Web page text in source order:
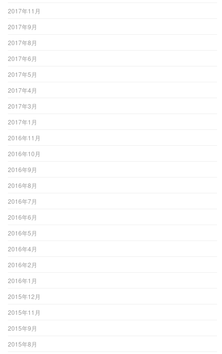
2017年11月
2017年9月
2017年8月
2017年6月
2017年5月
2017年4月
2017年3月
2017年1月
2016年11月
2016年10月
2016年9月
2016年8月
2016年7月
2016年6月
2016年5月
2016年4月
2016年2月
2016年1月
2015年12月
2015年11月
2015年9月
2015年8月